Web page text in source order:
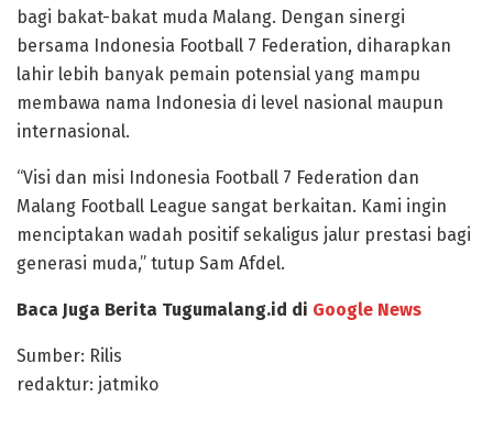
bagi bakat-bakat muda Malang. Dengan sinergi
bersama Indonesia Football 7 Federation, diharapkan
lahir lebih banyak pemain potensial yang mampu
membawa nama Indonesia di level nasional maupun
internasional.
“Visi dan misi Indonesia Football 7 Federation dan
Malang Football League sangat berkaitan. Kami ingin
menciptakan wadah positif sekaligus jalur prestasi bagi
generasi muda,” tutup Sam Afdel.
Baca Juga Berita Tugumalang.id di Google News
Sumber: Rilis
redaktur: jatmiko